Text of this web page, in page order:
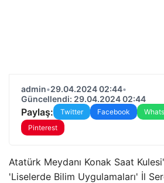
admin•29.04.2024 02:44•
Güncellendi: 29.04.2024 02:44
Paylaş: Twitter Facebook
Pinterest
Atatürk Meydanı Konak Saat
'Liselerde Bilim Uygulamaları' İl